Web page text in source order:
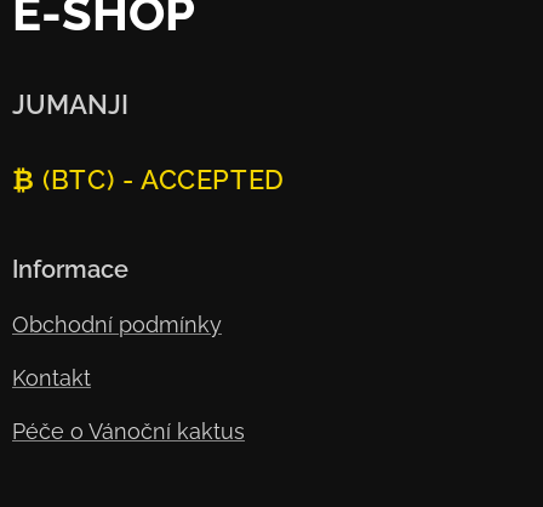
E-SHOP
JUMANJI
₿ (BTC) - ACCEPTED
Informace
Obchodní podmínky
Kontakt
Péče o Vánoční kaktus